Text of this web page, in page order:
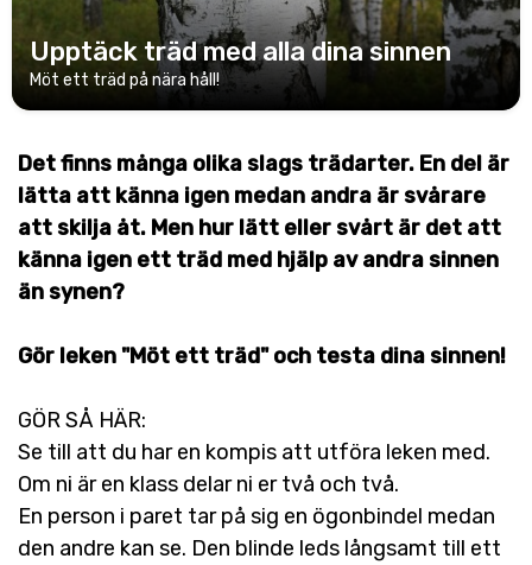
Upptäck träd med alla dina sinnen
Möt ett träd på nära håll!
Det finns många olika slags trädarter. En del är
lätta att känna igen medan andra är svårare
att skilja åt. Men hur lätt eller svårt är det att
känna igen ett träd med hjälp av andra sinnen
än synen?
Gör leken "Möt ett träd" och testa dina sinnen!
GÖR SÅ HÄR:
Se till att du har en kompis att utföra leken med.
Om ni är en klass delar ni er två och två.
En person i paret tar på sig en ögonbindel medan
den andre kan se. Den blinde leds långsamt till ett